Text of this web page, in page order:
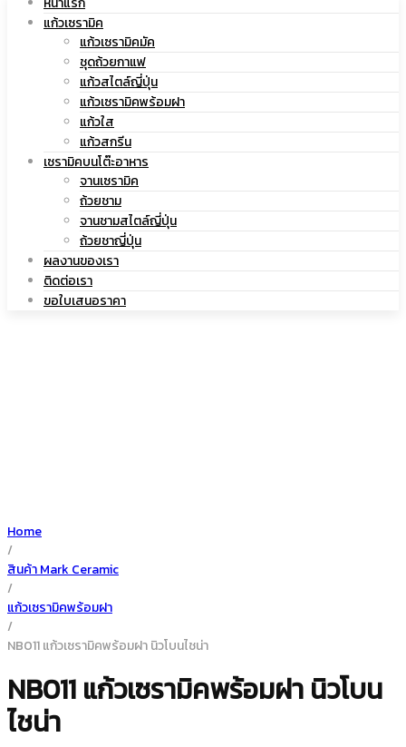
|
เซรามิค
สกรีน
โลโก้
แก้วเซรามิค
แก้วเซรามิคมัค
ชุดถ้วยกาแฟ
แก้วสไตล์ญี่ปุ่น
แก้วเซรามิคพร้อมฝา
แก้วใส
แก้วสกรีน
เซรามิคบนโต๊ะอาหาร
จานเซรามิค
ถ้วยชาม
จานชามสไตล์ญี่ปุ่น
ถ้วยชาญี่ปุ่น
ผลงานของเรา
ติดต่อเรา
ขอใบเสนอราคา
Home
/
สินค้า Mark Ceramic
/
แก้วเซรามิคพร้อมฝา
/
NB011 แก้วเซรามิคพร้อมฝา นิวโบนไชน่า
NB011 แก้วเซรามิคพร้อมฝา นิวโบน
ไชน่า